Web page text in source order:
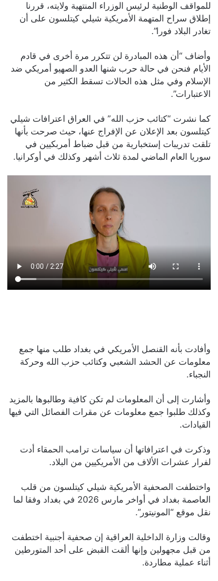
للمواقف الوطنية لرئيس الوزراء المنتهية ولايته، قررنا
إطلاق سراح المتهمة الأمريكية شيلي كيتلسون على أن
تغادر البلاد فورا”.
وأضاف “أن هذه المبادرة لن تتكرر مرة أخرى في قادم
الأيام فنحن في حالة حرب شنها العدو الصهيو أمريكي ضد
الإسلام وفي مثل هذه الحالات تسقط الكثير من
الاعتبارات”.
كما نشرت “كتائب حزب الله” في العراق اعترافات شيلي
كيتلسون بعد الإعلان عن الإفراج عنها، حيث صرحت بأنها
تلقت تدريبات إستخبارية من قبل ضباط أمربكيين في
سوريا العام الماضي لمدة ثلاث أشهر وكذلك في أوكرانيا.
وأفادت بأنه القنصل الأمريكي في بغداد طلب منها جمع
معلومات عن الحشد الشعبي وكتائب حزب الله وحركة
النجباء.
وأشارت إلى أن المعلومات لم تكن كافية وطالبوها بالمزيد
وكذلك طلبوا جمع معلومات عن مقرات الفصائل التي فيها
القيادات.
وذكرت في اعترافاتها أن سياسات ترامب الحمقاء أدت
لفرار عشرات الألاف من الأمريكيين من البلاد.
واختطفت الصحفية الأمريكية شيلي كيتلسون من قلب
العاصمة بغداد في أواخر مارس 2026 في ⁠بغداد وفقا لما
نقل موقع “المونيتور”.
وقالت وزارة الداخلية العراقية إن صحفية أجنبية اختطفت
من قبل مجهولين وإنها ألقت القبض على أحد المتورطين
أثناء عملية مطاردة.